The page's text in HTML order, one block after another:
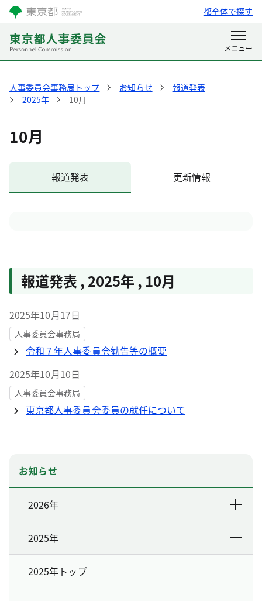
都全体で探す
人事委員会事務局トップ お知らせ
報道発表
2025年
10月
10月
報道発表 更新情報
報道発表 , 2025年 , 10月
2025年10月17日
人事委員会事務局
令和７年人事委員会勧告等の概要
2025年10月10日
人事委員会事務局
東京都人事委員会委員の就任について
お知らせ
2026年
2025年
2025年トップ